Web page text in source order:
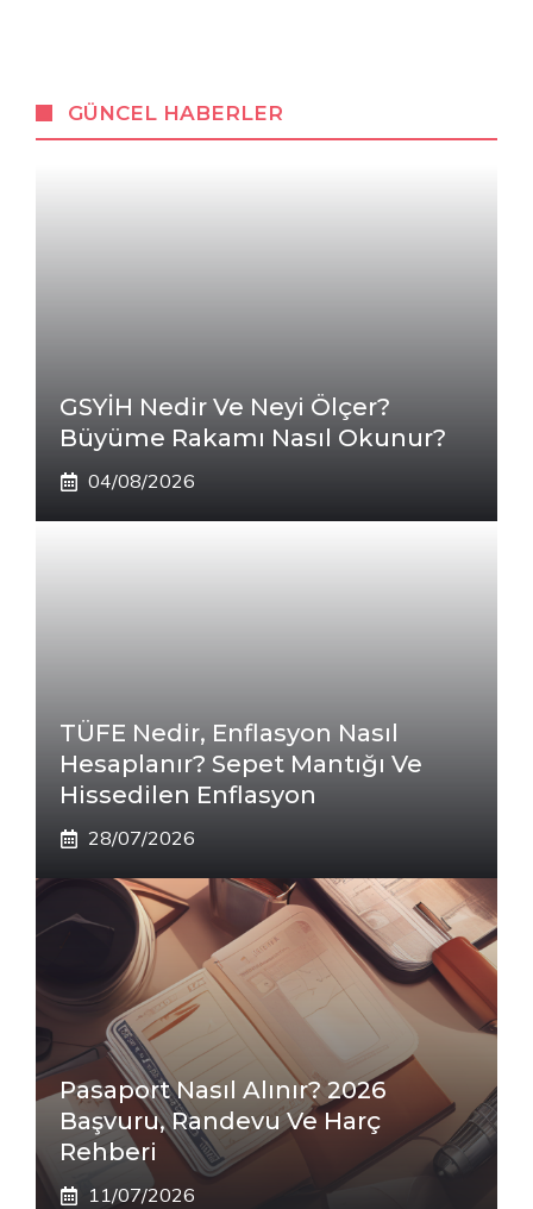
GÜNCEL HABERLER
GSYİH Nedir Ve Neyi Ölçer?
Büyüme Rakamı Nasıl Okunur?
04/08/2026
TÜFE Nedir, Enflasyon Nasıl
Hesaplanır? Sepet Mantığı Ve
Hissedilen Enflasyon
28/07/2026
Pasaport Nasıl Alınır? 2026
Başvuru, Randevu Ve Harç
Rehberi
11/07/2026